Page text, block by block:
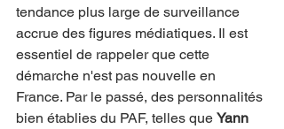
tendance plus large de surveillance
accrue des figures médiatiques. Il est
essentiel de rappeler que cette
démarche n'est pas nouvelle en
France. Par le passé, des personnalités
bien établies du PAF, telles que Yann